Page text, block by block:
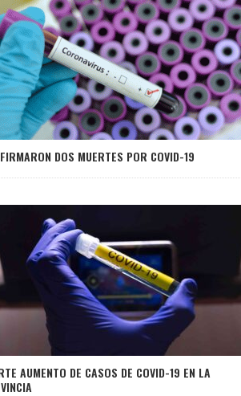
DOS MUERTES POR COVID-19
AUMENTO DE CASOS DE COVID-19 EN LA